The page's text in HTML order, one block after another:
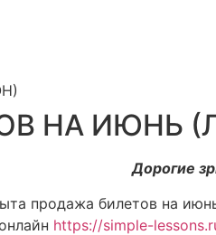
НА ИЮНЬ
Дорогие
продажа билетов на
https://simple-